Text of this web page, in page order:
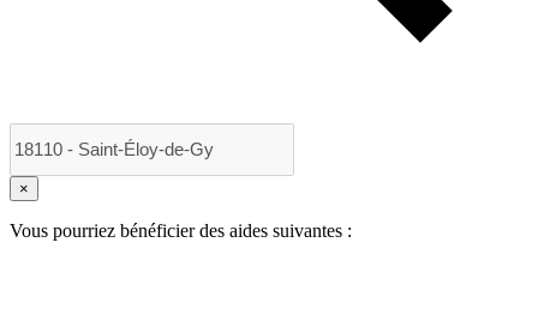
×
Vous pourriez bénéficier des aides suivantes :